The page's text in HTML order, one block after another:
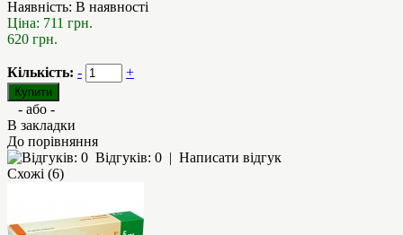
Наявність: В наявності
Ціна: 711 грн.
620 грн.
Кількість: - +
- або -
В закладки
До порівняння
Відгуків: 0 | Написати відгук
Схожі (6)